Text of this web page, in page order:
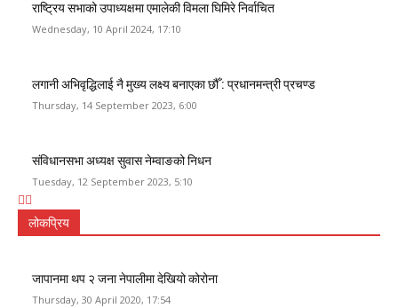
राष्ट्रिय सभाको उपाध्यक्षमा एमालेकी विमला घिमिरे निर्वाचित
Wednesday, 10 April 2024, 17:10
लगानी अभिवृद्धिलाई नै मुख्य लक्ष्य बनाएका छौँ : प्रधानमन्त्री प्रचण्ड
Thursday, 14 September 2023, 6:00
संविधानसभा अध्यक्ष सुवास नेम्वाङको निधन
Tuesday, 12 September 2023, 5:10
लोकप्रिय
जापानमा थप २ जना नेपालीमा देखियो कोरोना
Thursday, 30 April 2020, 17:54